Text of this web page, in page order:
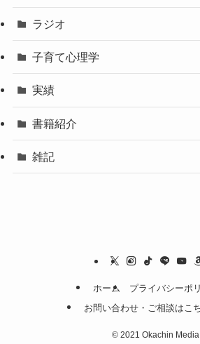
ラジオ
子育て心理学
実績
書籍紹介
雑記
ホーム
プライバシーポ
お問い合わせ・ご相談はこ
© 2021 Okachin